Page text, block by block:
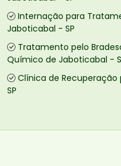
Internação para
Jaboticabal - SP
Tratamento pelo
Químico de Jaboticabal -
Clínica de
SP